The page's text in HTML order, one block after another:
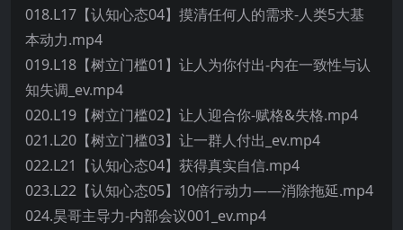
018.L17【认知心态04】摸清任何人的需求-人类5大基
本动力.mp4
019.L18【树立门槛01】让人为你付出-内在一致性与认
知失调_ev.mp4
020.L19【树立门槛02】让人迎合你-赋格&失格.mp4
021.L20【树立门槛03】让一群人付出_ev.mp4
022.L21【认知心态04】获得真实自信.mp4
023.L22【认知心态05】10倍行动力——消除拖延.mp4
024.昊哥主导力-内部会议001_ev.mp4